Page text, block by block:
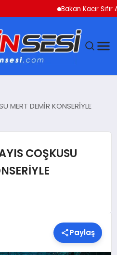
Bakan Kacır Sıfır
MERT DEMİR KONSERİYLE
COŞKUSU
Paylaş